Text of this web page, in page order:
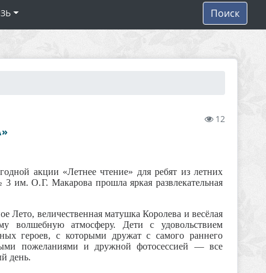
Поиск
12
акции «Летнее чтение» для ребят из летних
О. Г. Макарова прошла яркая развлекательная
Лето, величественная матушка Королева и весёлая
волшебную атмосферу. Дети с удовольствием
героев, с которыми дружат с самого раннего
пожеланиями и дружной фотосессией — все
день.